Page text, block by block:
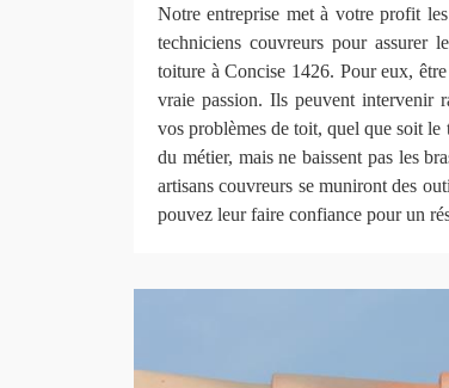
Notre entreprise met à votre profit
techniciens couvreurs pour assurer
toiture à Concise 1426. Pour eux,
vraie passion. Ils peuvent intervenir
vos problèmes de toit, quel que soit le
du métier, mais ne baissent pas les
artisans couvreurs se muniront des
pouvez leur faire confiance pour un